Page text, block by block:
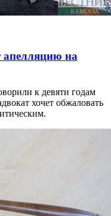
апелляцию на
к девяти годам
хочет обжаловать